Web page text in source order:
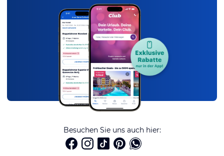
Besuchen Sie uns auch hier: